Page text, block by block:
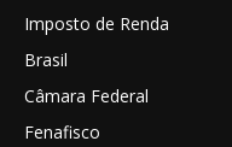
Imposto de Renda
Brasil
Câmara Federal
Fenafisco